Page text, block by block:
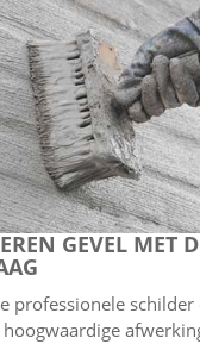
GEVEL MET
professionele schilder